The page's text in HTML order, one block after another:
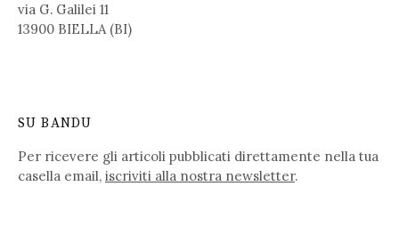
via G. Galilei 11
13900 BIELLA (BI)
SU BANDU
Per ricevere gli articoli pubblicati direttamente nella tua
casella email, iscriviti alla nostra newsletter.